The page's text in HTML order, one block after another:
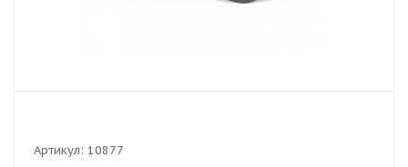
Артикул: 10877